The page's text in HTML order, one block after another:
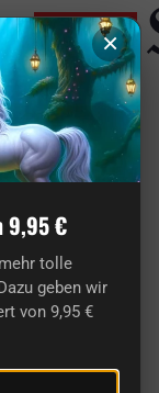
wie in
×
9,95 €
tolle
geben wir
von 9,95 €